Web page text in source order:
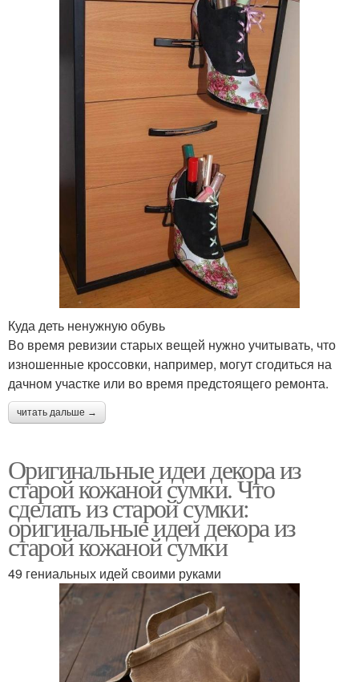
Куда деть ненужную обувь
Во время ревизии старых вещей нужно учитывать, что
изношенные кроссовки, например, могут сгодиться на
дачном участке или во время предстоящего ремонта.
читать дальше →
Оригинальные идеи декора из
старой кожаной сумки. Что
сделать из старой сумки:
оригинальные идеи декора из
старой кожаной сумки
49 гениальных идей своими руками